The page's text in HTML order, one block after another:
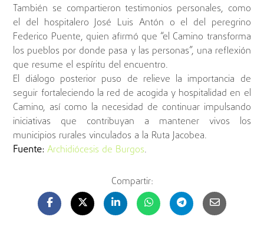
También se compartieron testimonios personales, como
el del hospitalero José Luis Antón o el del peregrino
Federico Puente, quien afirmó que “el Camino transforma
los pueblos por donde pasa y las personas”, una reflexión
que resume el espíritu del encuentro.
El diálogo posterior puso de relieve la importancia de
seguir fortaleciendo la red de acogida y hospitalidad en el
Camino, así como la necesidad de continuar impulsando
iniciativas que contribuyan a mantener vivos los
municipios rurales vinculados a la Ruta Jacobea.
Fuente: Archidiócesis de Burgos.
Compartir: